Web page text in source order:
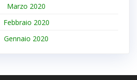
Marzo 2020
Febbraio 2020
Gennaio 2020